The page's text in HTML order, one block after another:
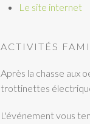
Le site internet
ACTIVITÉS
Après la chasse aux
trottinettes
L'événement vous